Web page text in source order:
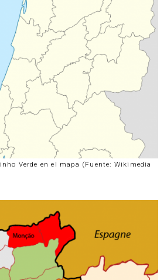
Verde en el mapa (Fuente: Wikimedia